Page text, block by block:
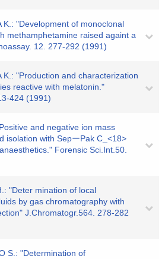
K.: "Development of monoclonal
methamphetamine raised againt a
12. 277-292 (1991)
K.: "Production and characterization
reactive with melatonin."
424 (1991)
and negative ion mass
isolation with SepーPak C_<18>
Forensic Sci.Int.50.
"Deter mination of local
by gas chromatography with
J.Chromatogr.564. 278-282
S.: "Determination of